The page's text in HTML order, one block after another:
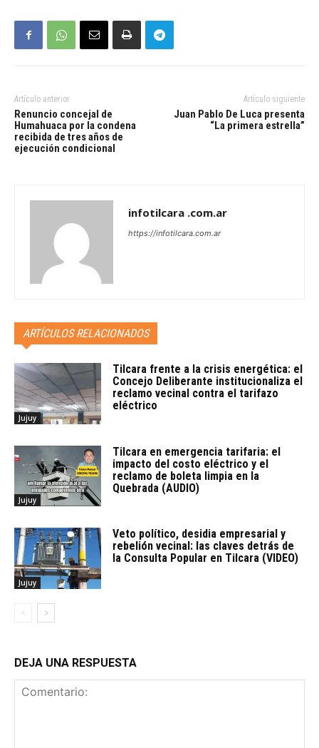
Artículo anterior
Renuncio concejal de
Humahuaca por la condena
recibida de tres años de
ejecución condicional
Artículo siguiente
Juan Pablo De Luca presenta
“La primera estrella”
infotilcara .com.ar
https://infotilcara.com.ar
ARTÍCULOS RELACIONADOS
Jujuy
Tilcara frente a la crisis energética: el
Concejo Deliberante institucionaliza el
reclamo vecinal contra el tarifazo
eléctrico
Jujuy
Tilcara en emergencia tarifaria: el
impacto del costo eléctrico y el
reclamo de boleta limpia en la
Quebrada (AUDIO)
Jujuy
Veto político, desidia empresarial y
rebelión vecinal: las claves detrás de
la Consulta Popular en Tilcara (VIDEO)
DEJA UNA RESPUESTA